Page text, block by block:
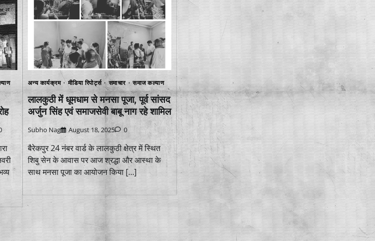
अन्य कार्यक्रम मीडिया रिपोर्ट्स समाचार समाज कल्याण
लालकुठी में धूमधाम से मनसा पूजा, पूर्व सांसद
अर्जुन सिंह एवं समाजसेवी बाबू नाग रहे शामिल
Subho Nag August 18, 2025 0
बैरेकपुर 24 नंबर वार्ड के लालकुठी क्षेत्र में स्थित
शिबु सेन के आवास पर आज श्रद्धा और आस्था के
साथ मनसा पूजा का आयोजन किया […]